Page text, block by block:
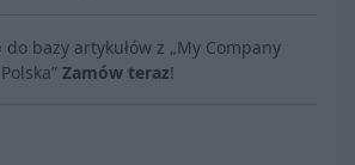
bazy artykułów z „My Company
Polska” Zamów teraz!